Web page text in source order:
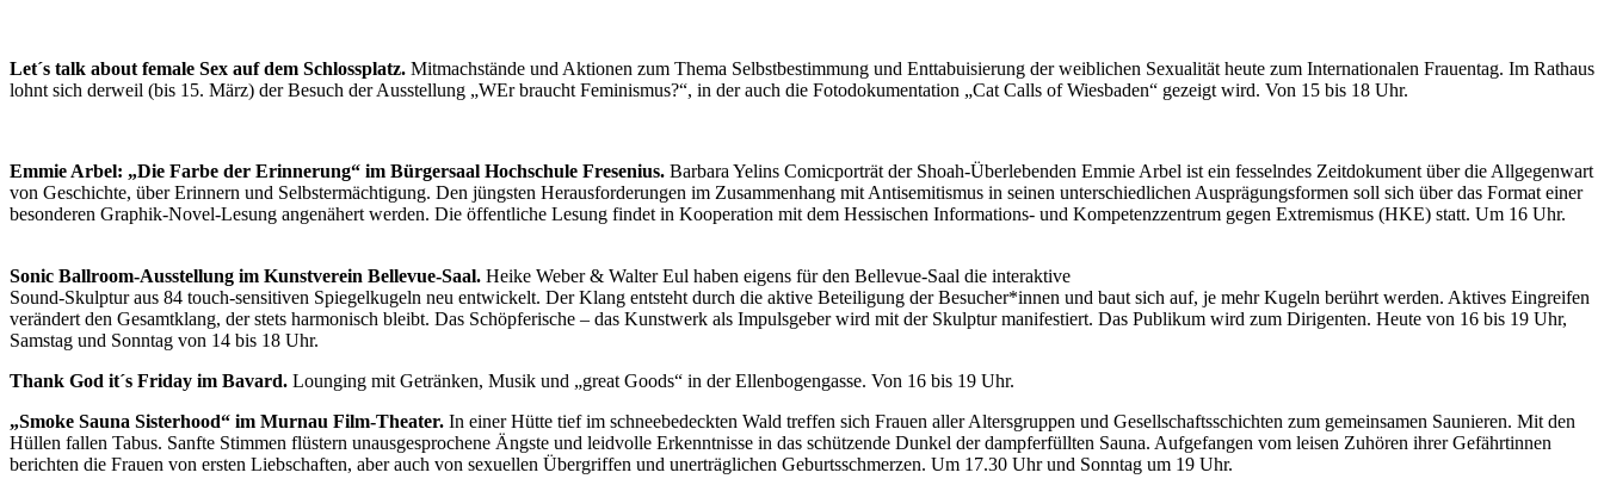
Let´s talk about female Sex auf dem Schlossplatz. Mitmachstände und Aktionen zum Thema Selbstbestimmung und Enttabuisierung der weiblichen Sexualität heute zum Internationalen Frauentag. Im Rathaus
lohnt sich derweil (bis 15. März) der Besuch der Ausstellung „WEr braucht Feminismus?“, in der auch die Fotodokumentation „Cat Calls of Wiesbaden“ gezeigt wird. Von 15 bis 18 Uhr.
Emmie Arbel: „Die Farbe der Erinnerung“ im Bürgersaal Hochschule Fresenius. Barbara Yelins Comicporträt der Shoah-Überlebenden Emmie Arbel ist ein fesselndes Zeitdokument über die Allgegenwart
von Geschichte, über Erinnern und Selbstermächtigung. Den jüngsten Herausforderungen im Zusammenhang mit Antisemitismus in seinen unterschiedlichen Ausprägungsformen soll sich über das Format einer
besonderen Graphik-Novel-Lesung angenähert werden. Die öffentliche Lesung findet in Kooperation mit dem Hessischen Informations- und Kompetenzzentrum gegen Extremismus (HKE) statt. Um 16 Uhr.
Sonic Ballroom-Ausstellung im Kunstverein Bellevue-Saal. Heike Weber & Walter Eul haben eigens für den Bellevue-Saal die interaktive
Sound-Skulptur aus 84 touch-sensitiven Spiegelkugeln neu entwickelt. Der Klang entsteht durch die aktive Beteiligung der Besucher*innen und baut sich auf, je mehr Kugeln berührt werden. Aktives Eingreifen
verändert den Gesamtklang, der stets harmonisch bleibt. Das Schöpferische – das Kunstwerk als Impulsgeber wird mit der Skulptur manifestiert. Das Publikum wird zum Dirigenten. Heute von 16 bis 19 Uhr,
Samstag und Sonntag von 14 bis 18 Uhr.
Thank God it´s Friday im Bavard. Lounging mit Getränken, Musik und „great Goods“ in der Ellenbogengasse. Von 16 bis 19 Uhr.
„Smoke Sauna Sisterhood“ im Murnau Film-Theater. In einer Hütte tief im schneebedeckten Wald treffen sich Frauen aller Altersgruppen und Gesellschaftsschichten zum gemeinsamen Saunieren. Mit den
Hüllen fallen Tabus. Sanfte Stimmen flüstern unausgesprochene Ängste und leidvolle Erkenntnisse in das schützende Dunkel der dampferfüllten Sauna. Aufgefangen vom leisen Zuhören ihrer Gefährtinnen
berichten die Frauen von ersten Liebschaften, aber auch von sexuellen Übergriffen und unerträglichen Geburtsschmerzen. Um 17.30 Uhr und Sonntag um 19 Uhr.